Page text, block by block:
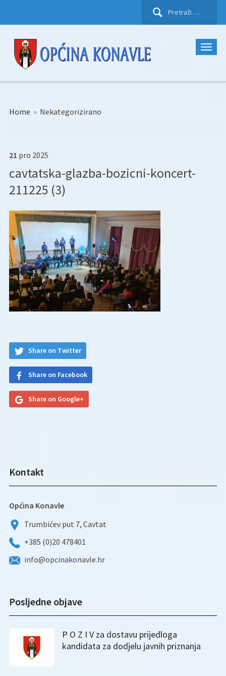
Pretraži:
Home » Nekategorizirano
21 pro 2025
cavtatska-glazba-bozicni-koncert-
211225 (3)
Share on Twitter
Share on Facebook
Share on Google+
Kontakt
Općina Konavle
Trumbićev put 7, Cavtat
+385 (0)20 478401
info@opcinakonavle.hr
Posljedne objave
P O Z I V za dostavu prijedloga
kandidata za dodjelu javnih priznanja